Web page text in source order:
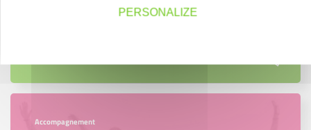
Accompagnement
PERSONALIZE